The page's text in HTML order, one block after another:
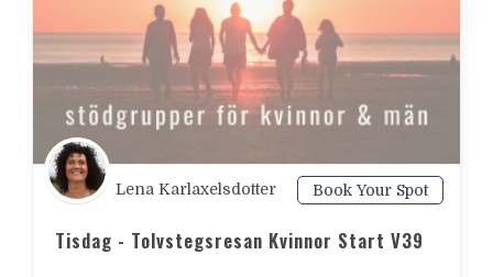
Lena Karlaxelsdotter Book Your Spot
Tisdag - Tolvstegsresan Kvinnor Start V39